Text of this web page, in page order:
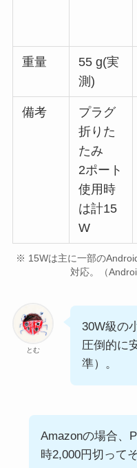
重量
55 g(実
測)
備考
プラグ
折りた
たみ
2ポート
使用時
は計15
W
※ 15Wは主に一部の
対応。（
とむ
30W級の
圧倒的に
準）。
Amazonの場合、
時2,000円切ってそ